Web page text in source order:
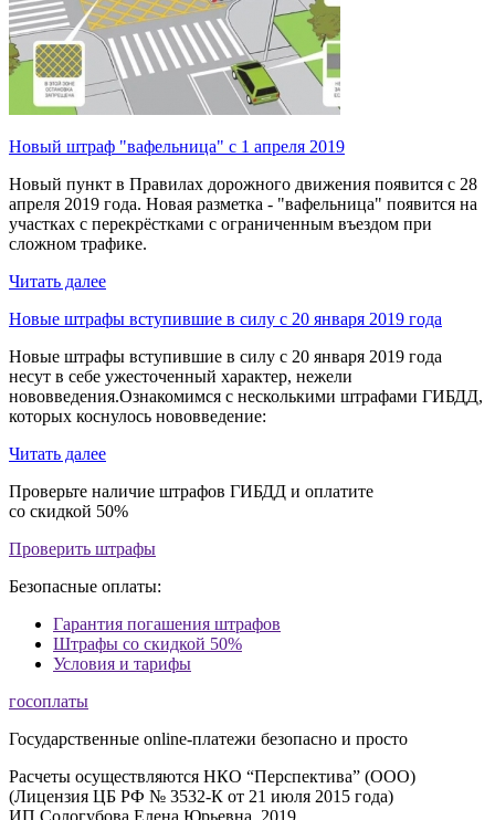
Новый штраф "вафельница" с 1 апреля 2019
Новый пункт в Правилах дорожного движения появится с 28
апреля 2019 года. Новая разметка - "вафельница" появится на
участках с перекрёстками с ограниченным въездом при
сложном трафике.
Читать далее
Новые штрафы вступившие в силу с 20 января 2019 года
Новые штрафы вступившие в силу с 20 января 2019 года
несут в себе ужесточенный характер, нежели
нововведения.Ознакомимся с несколькими штрафами ГИБДД,
которых коснулось нововведение:
Читать далее
Проверьте наличие штрафов ГИБДД и оплатите
со скидкой 50%
Проверить штрафы
Безопасные оплаты:
Гарантия погашения штрафов
Штрафы со скидкой 50%
Условия и тарифы
госоплаты
Государственные online-платежи безопасно и просто
Расчеты осуществляются НКО “Перспектива” (ООО)
(Лицензия ЦБ РФ № 3532-К от 21 июля 2015 года)
ИП Сологубова Елена Юрьевна, 2019